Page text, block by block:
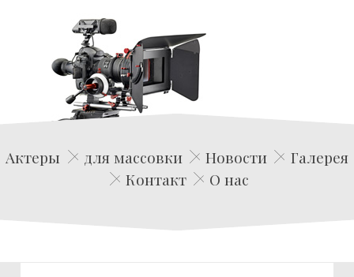
Edwin Film Agencja Aktorska
Актеры для массовки Новости
Галерея
Контакт
О нас